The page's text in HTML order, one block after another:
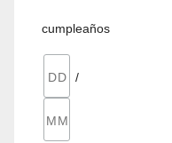
cumpleaños
/